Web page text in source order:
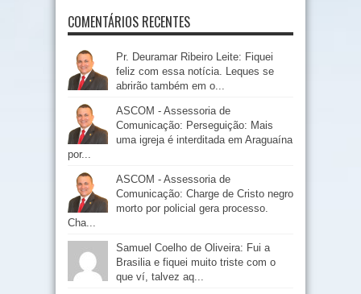
COMENTÁRIOS RECENTES
Pr. Deuramar Ribeiro Leite: Fiquei
feliz com essa notícia. Leques se
abrirão também em o...
ASCOM - Assessoria de
Comunicação: Perseguição: Mais
uma igreja é interditada em Araguaína
por...
ASCOM - Assessoria de
Comunicação: Charge de Cristo negro
morto por policial gera processo.
Cha...
Samuel Coelho de Oliveira: Fui a
Brasilia e fiquei muito triste com o
que ví, talvez aq...